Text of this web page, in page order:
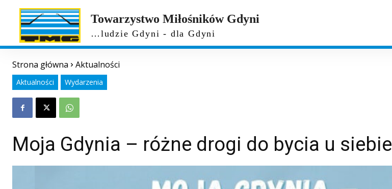
Towarzystwo Miłośników Gdyni
…ludzie Gdyni - dla Gdyni
Strona główna Aktualności
Aktualności Wydarzenia
Moja Gdynia – różne drogi do bycia u siebie